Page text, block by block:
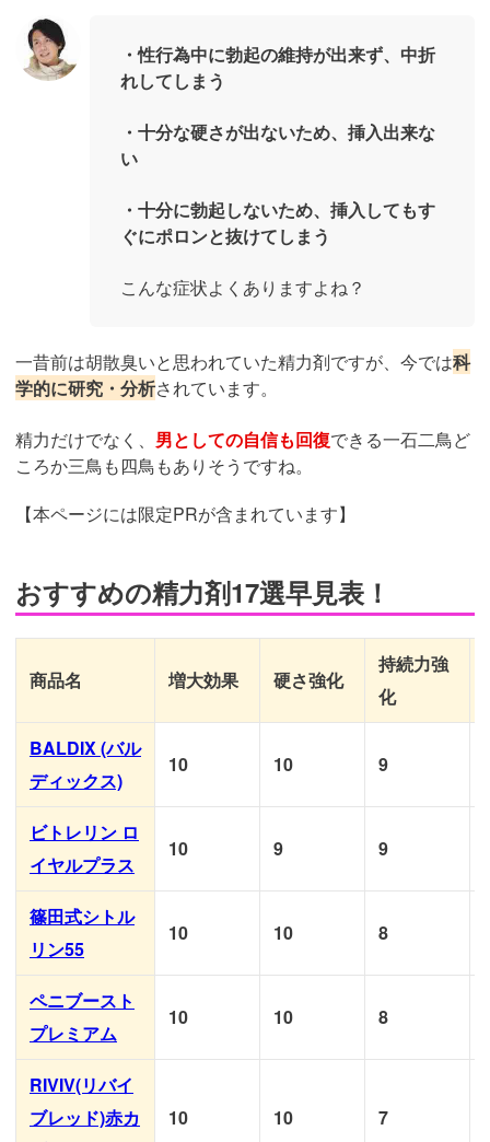
・性行為中に勃起の維持が出来ず、中折
れしてしまう
・十分な硬さが出ないため、挿入出来な
い
・十分に勃起しないため、挿入してもす
ぐにポロンと抜けてしまう
こんな症状よくありますよね？
一昔前は胡散臭いと思われていた精力剤ですが、今では科
学的に研究・分析されています。
精力だけでなく、 男としての自信も回復できる一石二鳥ど
ころか三鳥も四鳥もありそうですね。
【本ページには限定PRが含まれています】
おすすめの精力剤17選早見表！
商品名 増大効果 硬さ強化
持続力強
化
BALDIX (バル
ディックス)
10 10 9
ビトレリン ロ
イヤルプラス
10 9 9
篠田式シトル
リン55
10 10 8
ペニブースト
プレミアム
10 10 8
RIVIV(リバイ
ブレッド)赤カ
10 10 7